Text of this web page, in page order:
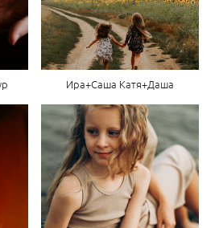
Ира+Саша Катя+Даша